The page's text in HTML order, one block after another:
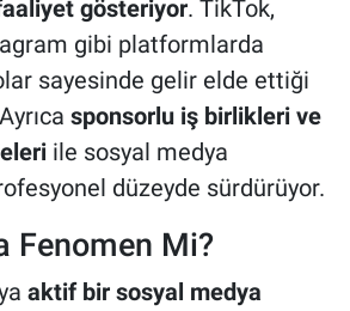
gösteriyor. TikTok,
gibi platformlarda
sayesinde gelir elde ettiği
sponsorlu iş birlikleri ve
ile sosyal medya
düzeyde sürdürüyor.
Fenomen Mi?
aktif bir sosyal medya